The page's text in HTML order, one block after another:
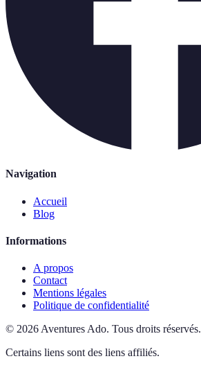
Navigation
Accueil
Blog
Informations
A propos
Contact
Mentions légales
Politique de confidentialité
© 2026 Aventures Ado. Tous droits réservés.
Certains liens sont des liens affiliés.